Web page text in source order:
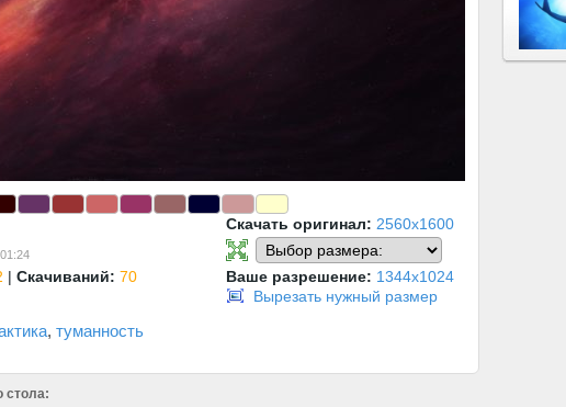
, туманность
| Скачиваний: 70
Скачать оригинал: 2560x1600
Ваше разрешение: 1344x1024
Вырезать нужный размер
стола: